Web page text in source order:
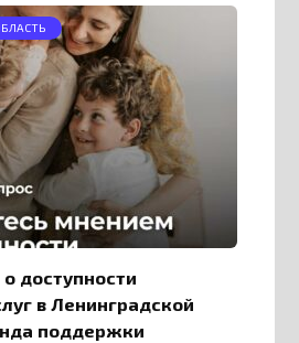
доступности
в Ленинградской
поддержки